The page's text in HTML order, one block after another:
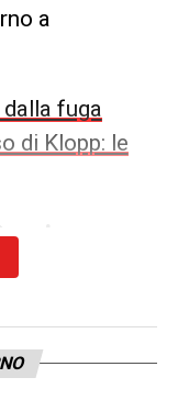
a
fuga
di Klopp: le
dalla